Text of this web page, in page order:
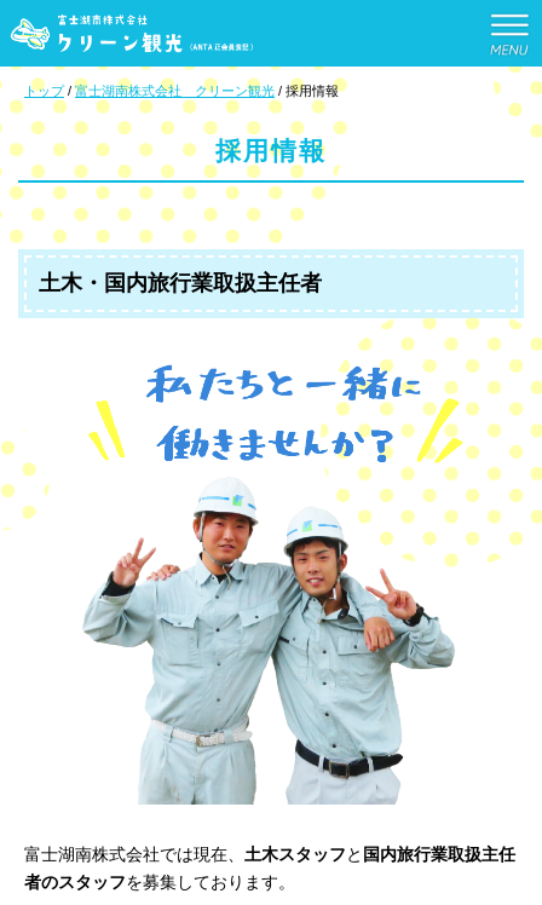
このページの本文へ
現
の
位
置：
トップ/富士湖南株式会社 クリーン観光 / 採用情報
採用情報
土木・国内旅行業取扱主任者
富士湖南株式会社では現在、 土木スタッフと 国内旅行業取扱主任
者のスタッフを募集しております。